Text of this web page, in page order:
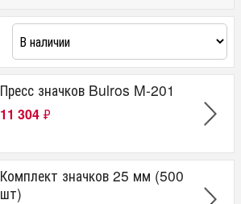
Пресс значков Bulros M-201
11 304 ₽
Комплект значков 25 мм (500
шт)